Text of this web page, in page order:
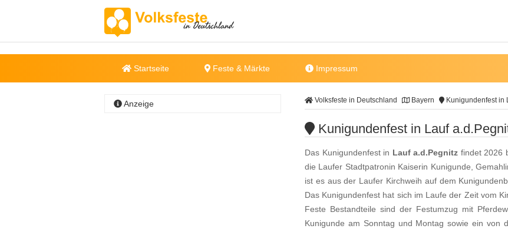
Startseite Feste & Märkte Impressum
Volksfeste in Deutschland Bayern Kunigundenfest in
Kunigundenfest in Lauf
Das Kunigundenfest in Lauf a.d.Pegnitz findet 2026
die Laufer Stadtpatronin Kaiserin Kunigunde,
ist es aus der Laufer Kirchweih auf dem
Das Kunigundenfest hat sich im Laufe der Zeit vom
Feste Bestandteile sind der Festumzug mit
Kunigunde am Sonntag und Montag sowie ein von
Anzeige